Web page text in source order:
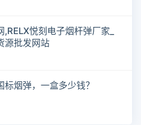
,RELX悦刻电子烟杆弹厂家_
源批发网站
标烟弹，一盒多少钱？